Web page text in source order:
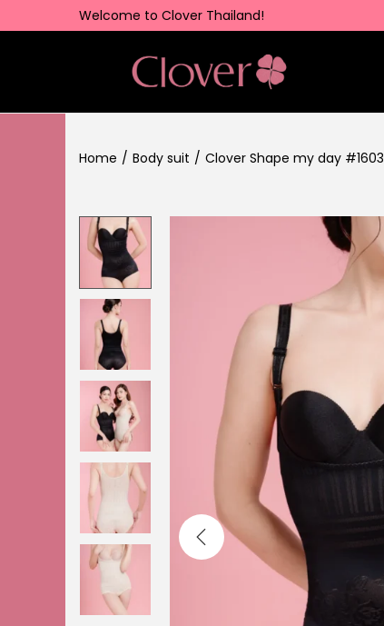
Welcome to Clover Thailand!
Home / Body suit / Clover Shape my day #1603